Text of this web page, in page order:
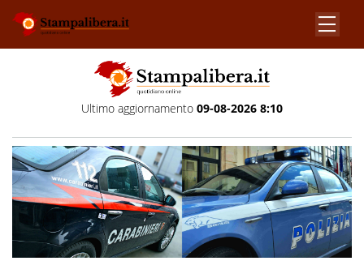
Ultimo aggiornamento 09-08-2026 8:10